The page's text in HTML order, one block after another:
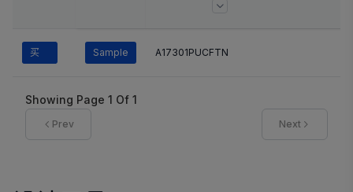
买 Sample A17301PUCFTN
Showing Page 1 Of 1
Prev Next